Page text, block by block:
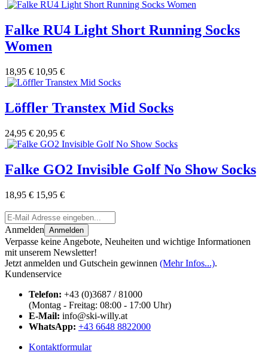
Falke RU4 Light Short Running Socks
Women
18,95 € 10,95 €
Löffler Transtex Mid Socks
24,95 € 20,95 €
Falke GO2 Invisible Golf No Show Socks
18,95 € 15,95 €
Anmelden Anmelden
Verpasse keine Angebote, Neuheiten und wichtige Informationen
mit unserem Newsletter!
Jetzt anmelden und Gutschein gewinnen (Mehr Infos...).
Kundenservice
Telefon: +43 (0)3687 / 81000
(Montag - Freitag: 08:00 - 17:00 Uhr)
E-Mail: info@ski-willy.at
WhatsApp: +43 6648 8822000
Kontaktformular